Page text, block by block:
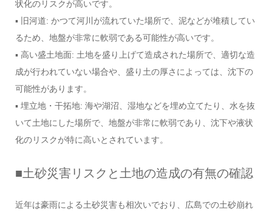
状化のリスクが高いです。
▪ 旧河道: かつて河川が流れていた場所で、泥などが堆積してい
るため、地盤が非常に軟弱である可能性が高いです。
▪ 高い盛土地面: 土地を盛り上げて造成された場所で、適切な造
成が行われていない場合や、盛り土の厚さによっては、沈下の
可能性があります。
▪ 埋立地・干拓地: 海や湖沼、湿地などを埋め立てたり、水を抜
いて土地にした場所で、地盤が非常に軟弱であり、沈下や液状
化のリスクが特に高いとされています。
■土砂災害リスクと土地の造成の有無の確認
近年は豪雨による土砂災害も相次いでおり、広島での土砂崩れ